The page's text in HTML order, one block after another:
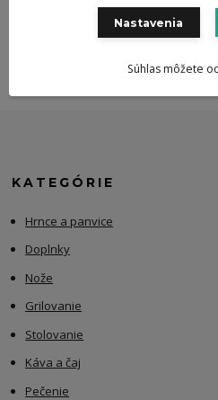
KATEGÓRIE
Hrnce a panvice
Doplnky
Nože
Grilovanie
Stolovanie
Káva a čaj
Pečenie
Nastavenia
Súhlas môžete